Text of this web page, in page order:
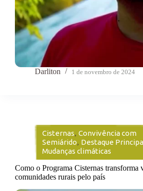
Darliton 1 de novembro de 2024
Cisternas, Convivência com
Semiárido, Destaque
Mudanças climáticas
Como o Programa Cisternas transforma
comunidades rurais pelo país